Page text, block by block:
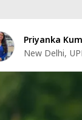
Priyanka
New Delhi,